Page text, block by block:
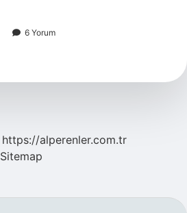
6 Yorum
https://alperenler.com.tr
Sitemap